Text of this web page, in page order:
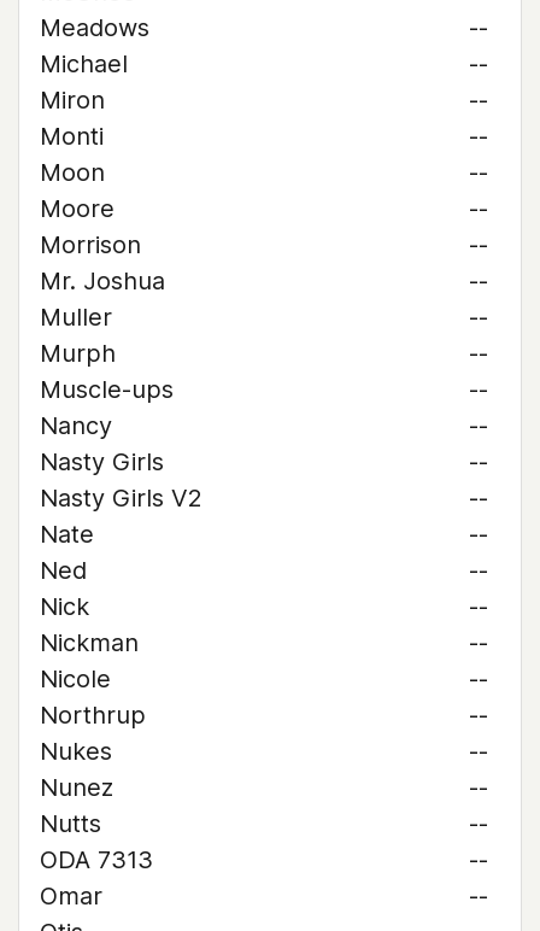
Meadows
--
Michael
--
Miron
--
Monti
--
Moon
--
Moore
--
Morrison
--
Mr. Joshua
--
Muller
--
Murph
--
Muscle-ups
--
Nancy
--
Nasty Girls
--
Nasty Girls V2
--
Nate
--
Ned
--
Nick
--
Nickman
--
Nicole
--
Northrup
--
Nukes
--
Nunez
--
Nutts
--
ODA 7313
--
Omar
--